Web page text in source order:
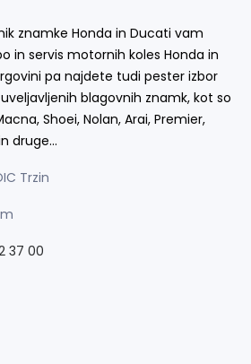
znamke Honda in Ducati vam
in servis motornih koles Honda in
pa najdete tudi pester izbor
blagovnih znamk, kot so
Shoei, Nolan, Arai, Premier,
druge…
Trzin
37 00